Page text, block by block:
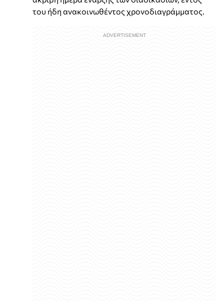
του ήδη ανακοινωθέντος χρονοδιαγράμματος.